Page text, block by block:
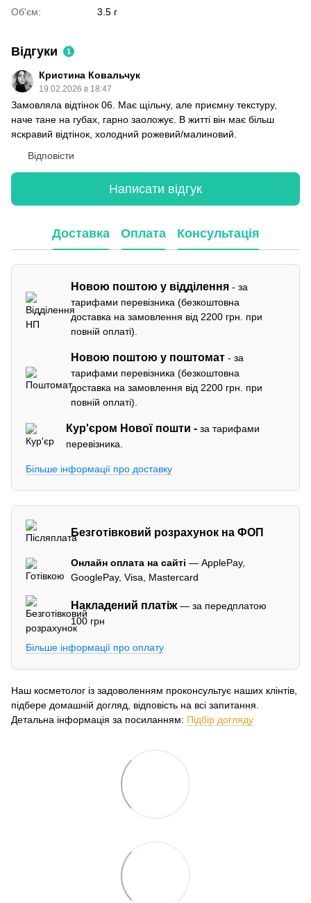
Об'єм:
3.5 г
Відгуки 1
Кристина Ковальчук
19.02.2026 в 18:47
Замовляла відтінок 06. Має щільну, але приємну текстуру,
наче тане на губах, гарно заоложує. В житті він має більш
яскравий відтінок, холодний рожевий/малиновий.
Відповісти
Написати відгук
Доставка Оплата Консультація
Новою поштою у відділення - за
тарифами перевізника (безкоштовна
доставка на замовлення від 2200 грн. при
повній оплаті).
Новою поштою у поштомат - за
тарифами перевізника (безкоштовна
доставка на замовлення від 2200 грн. при
повній оплаті).
Кур'єром Нової пошти -за тарифами
перевізника.
Більше інформації про доставку
Безготівковий розрахунок на ФОП
Онлайн оплата на сайті — ApplePay,
GooglePay, Visa, Mastercard
Накладений платіж— за передплатою
100 грн
Більше інформації про оплату
Наш косметолог із задоволенням проконсультує наших клінтів,
підбере домашній догляд, відповість на всі запитання.
Детальна інформація за посиланням: Підбір догляду